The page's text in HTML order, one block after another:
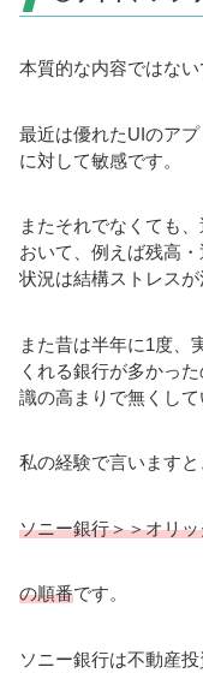
本質的な内容ではない
最近は優れたUIのア
に対して敏感です。
またそれでなくても
おいて、例えば残高
状況は結構ストレスが
また昔は半年に1度、
くれる銀行が多かっ
識の高まりで無くして
私の経験で言いますと
ソニー銀行＞＞オリ
の順番です。
ソニー銀行は不動産